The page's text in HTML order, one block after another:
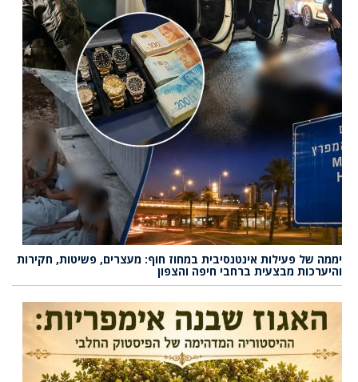
יממה של פעילות אינטנסיבית במחוז חוף: מעצרים, פשיטות, חקירות
והיערכות מבצעית ברחבי חיפה והצפון